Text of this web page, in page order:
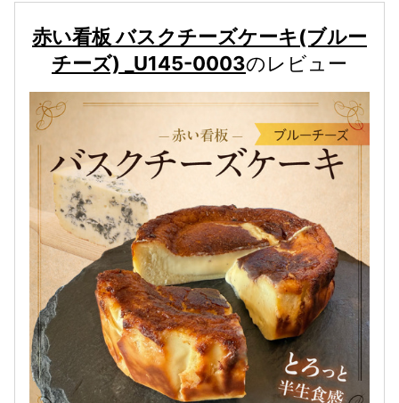
赤い看板 バスクチーズケーキ(ブルー
チーズ) _U145-0003のレビュー